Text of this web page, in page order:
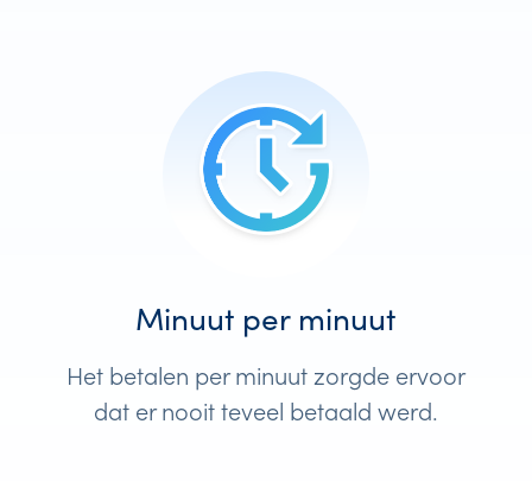
Minuut per minuut
Het betalen per minuut zorgde ervoor
dat er nooit teveel betaald werd.